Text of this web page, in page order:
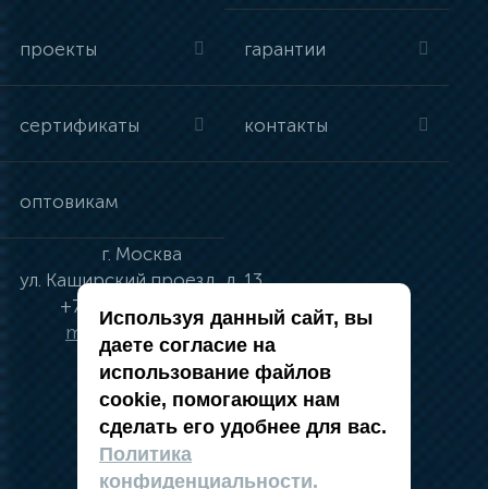
проекты гарантии
сертификаты контакты
оптовикам
г. Москва
ул. Каширский проезд, д. 13
+7 (495) 134-41-83
moskva@vincci.ru
политика в отношении обработки
персональных данных
публичная оферта
Используя данный сайт, вы
даете согласие на
использование файлов
cookie, помогающих нам
сделать его удобнее для вас.
Политика
конфиденциальности.